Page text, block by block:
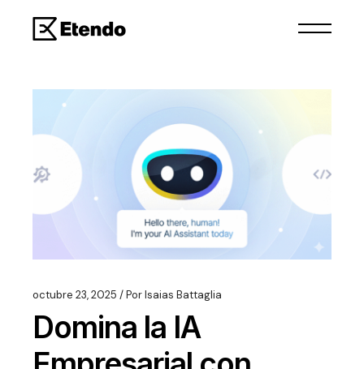
octubre 23, 2025 PorIsaias Battaglia
Domina la IA